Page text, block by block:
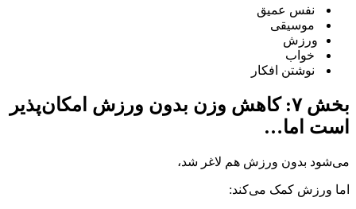
نفس عمیق
موسیقی
ورزش
خواب
نوشتن افکار
بخش ۷: کاهش وزن بدون ورزش امکان‌پذیر
است اما…
می‌شود بدون ورزش هم لاغر شد،
اما ورزش کمک می‌کند: